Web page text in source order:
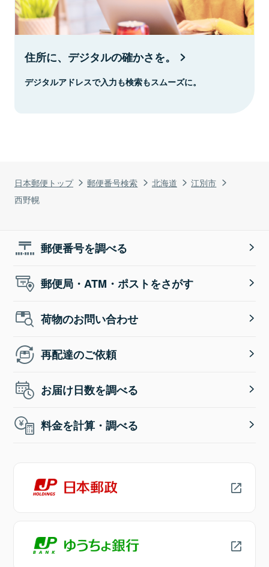
日本郵便トップ 郵便番号検索 北海道
江別市
西野幌
住所に、デジタルの確かさを。
デジタルアドレスで入力も検索もスムーズに。
郵便番号を調べる
郵便局・ATM・ポストをさがす
荷物のお問い合わせ
再配達のご依頼
お届け日数を調べる
料金を計算・調べる